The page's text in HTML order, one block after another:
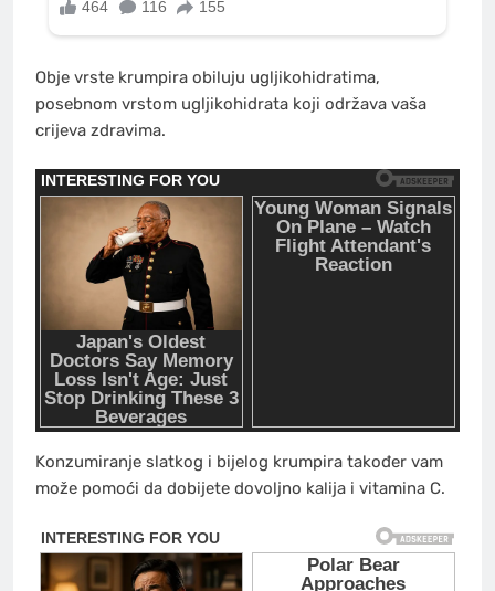
Obje vrste krumpira obiluju ugljikohidratima,
posebnom vrstom ugljikohidrata koji održava vaša
crijeva zdravima.
Konzumiranje slatkog i bijelog krumpira također vam
može pomoći da dobijete dovoljno kalija i vitamina C.